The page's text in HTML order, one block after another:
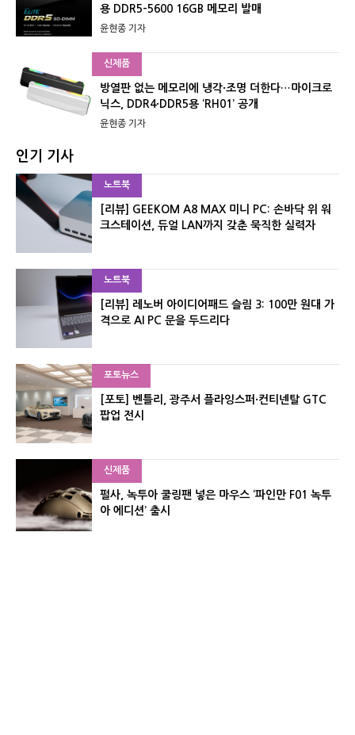
용 DDR5-5600 16GB 메모리 발매
윤현종 기자
신제품
방열판 없는 메모리에 냉각·조명 더한다…마이크로
닉스, DDR4·DDR5용 ‘RH01’ 공개
윤현종 기자
인기 기사
노트북
[리뷰] GEEKOM A8 MAX 미니 PC: 손바닥 위 워
크스테이션, 듀얼 LAN까지 갖춘 묵직한 실력자
노트북
[리뷰] 레노버 아이디어패드 슬림 3: 100만 원대 가
격으로 AI PC 문을 두드리다
포토뉴스
[포토] 벤틀리, 광주서 플라잉스퍼·컨티넨탈 GTC
팝업 전시
신제품
펄사, 녹투아 쿨링팬 넣은 마우스 ‘파인만 F01 녹투
아 에디션’ 출시